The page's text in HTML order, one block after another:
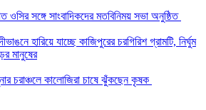
ওসির সঙ্গে সাংবাদিকদের মতবিনিময় সভা অনুষ্ঠিত
হারিয়ে যাচ্ছে কাজিপুরের চরগিরিশ গ্রামটি, নির্ঘুম
মানুষের
চরাঞ্চলে কালোজিরা চাষে ঝুঁকছেন কৃষক